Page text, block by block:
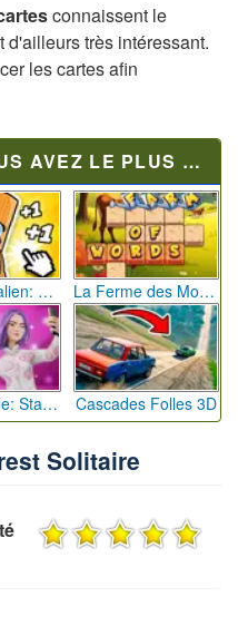
connaissent le
très intéressant.
les cartes afin
LE PLUS JOUÉ
Bébé Clic Italien: La Folie des Petits Bambins La Ferme des Mots - Cultivez votre Vocabulaire
Défi de Mode: Star du Podium Cascades Folles 3D
Solitaire